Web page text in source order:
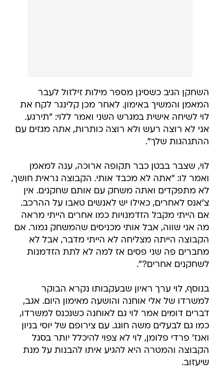
השחקן הגיב כשסינן מספר מילות זילזול לעבר
המאמן והמשיך באימון. לאחר מכן קלינגר לקח את
לוי לשיחה אישית במגרש השני ואמר ללוי: "תירגע.
אני לא רוצה רעש ולא רוצה כותרות, אתה מגזים עם
ההתנהגות שלך".
לוי, שצבר בבטן כבר תקופה ארוכה, ענה למאמן
ואמר לו: "אתה לא מכבד אותי. הקבוצה נראית חושך,
לא מתפקדים ואתה משחק עם אותם שחקנים. אין
צ'אנס לאחרים, כאילו יש לאנשים טאבו על ההרכב.
אם הייתי מקבל הזדמנויות כמו אחרים הייתי מראה
מה אני שווה, אבל אותי מכניסים שהמשחק גמור. אם
הקבוצה הייתה מצליחה לא הייתי מדבר, אבל לא
מחברים פה שני פסים אז למה לא לתת הזדמנות
לשחקנים אחרים?".
בנוסף, לוי ערך ראיון שבעקבותו נקרא הבוקר
למשרדו של אלי אוחנה והושעה מאימון היום. אגב,
דברים דומים אמר לוי גם לאוחנה כשנכנס למשרדו,
כמו גם לבעלים משה חוגג. עם צירופם של יוסי בניון
ואנז' פרדי פלומן, לוי לא צפוי להיכלל יותר בסגל
הקבוצה והמטרה היא להגיע איתו להבנות על מנת
שיעזוב.